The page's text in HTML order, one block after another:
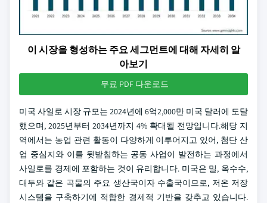
이 시장을 형성하는 주요 세그먼트에 대해 자세히 알
아보기
무료 PDF 다운로드
미국 사일로 시장 규모는 2024년에 6억2,000만 미국 달러에 도달
했으며, 2025년부터 2034년까지 4% 확대될 전망입니다.해당 지
역에서는 농업 관련 활동이 다양하게 이루어지고 있어, 첨단 산
업 중심지와 이를 뒷받침하는 공동 사업이 발전하는 과정에서
사일로를 경제에 포함하는 것이 유리합니다. 미국은 밀, 옥수수,
대두와 같은 곡물의 주요 생산국이자 수출국이므로, 저온 저장
시스템을 구축하기에 적합한 경제적 기반을 갖추고 있습니다.